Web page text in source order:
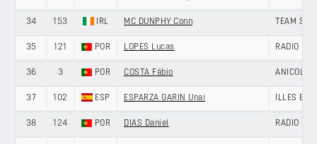
34 153 IRL MC DUNPHY Conn TEAM
35 121 POR LOPES Lucas RADIO
36 3 POR COSTA Fábio
37 102 ESP ESPARZA GARIN Unai ILLES
38 124 POR DIAS Daniel RADIO